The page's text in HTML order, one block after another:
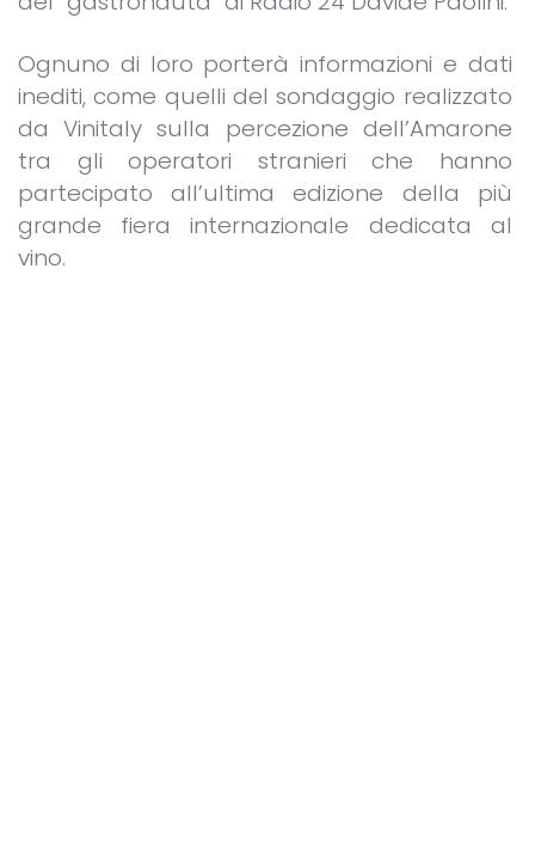
Ognuno di loro porterà informazioni e dati
inediti, come quelli del sondaggio realizzato
da Vinitaly sulla percezione dell’Amarone
tra gli operatori stranieri che hanno
partecipato all’ultima edizione della più
grande fiera internazionale dedicata al
vino.